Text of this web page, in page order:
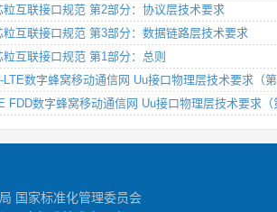
互联接口规范 第2部分：协议层技术要求
互联接口规范 第3部分：数据链路层技术要求
互联接口规范 第1部分：总则
数字蜂窝移动通信网 Uu接口物理层技术要求（
FDD数字蜂窝移动通信网 Uu接口物理层技术要求
国家标准化管理委员会